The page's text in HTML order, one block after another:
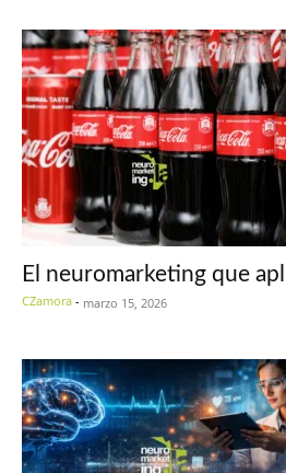
El neuromarketing que
CZamora - marzo 15, 2026